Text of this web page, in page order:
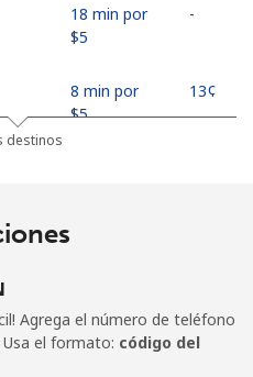
18 min por
⁦$5⁩
-
8 min por
⁦$5⁩
⁦13¢⁩
⁦$5⁩
destinos
Agrega el número de teléfono
Usa el formato: código del